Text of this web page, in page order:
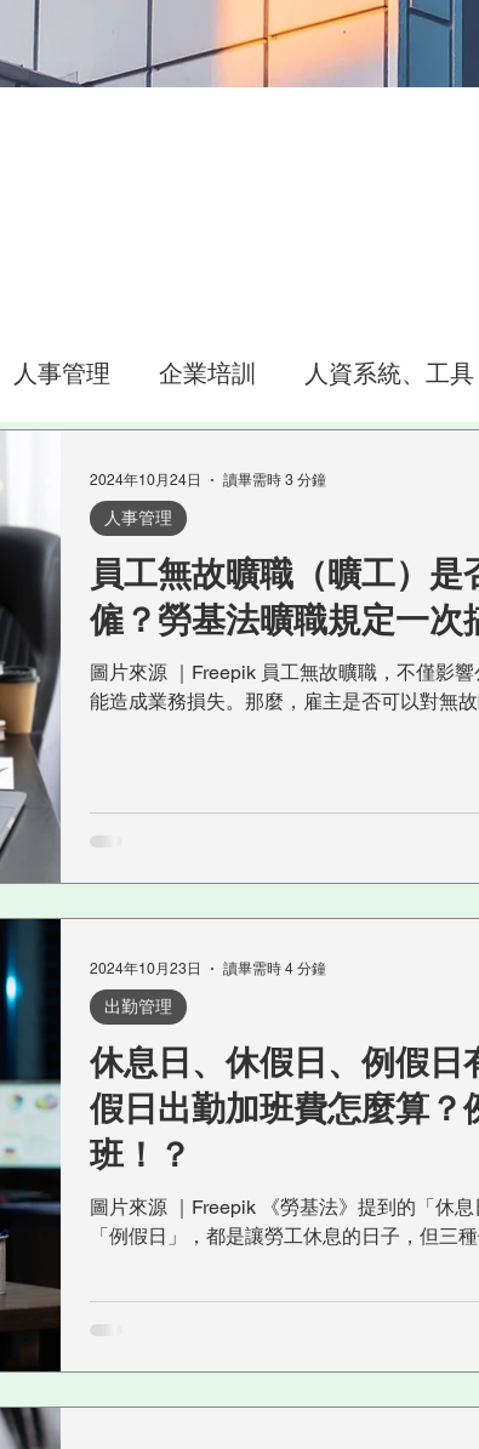
人事管理 企業培訓 人資系統、工具
出勤管理
員工無故曠職（曠工）是
僱？勞基法曠職規定一次
圖片來源 ｜Freepik 員工無故曠職，不僅影
能造成業務損失。那麼，雇主是否可以對無
人事管理
2024年10月24日 讀畢需時 3 分鐘
休息日、休假日、例假日
假日出勤加班費怎麼算？
班！？
圖片來源 ｜Freepik 《勞基法》提到的「休
「例假日」，都是讓勞工休息的日子，但三
日：可以協商的放假日...
出勤管理
2024年10月23日 讀畢需時 4 分鐘